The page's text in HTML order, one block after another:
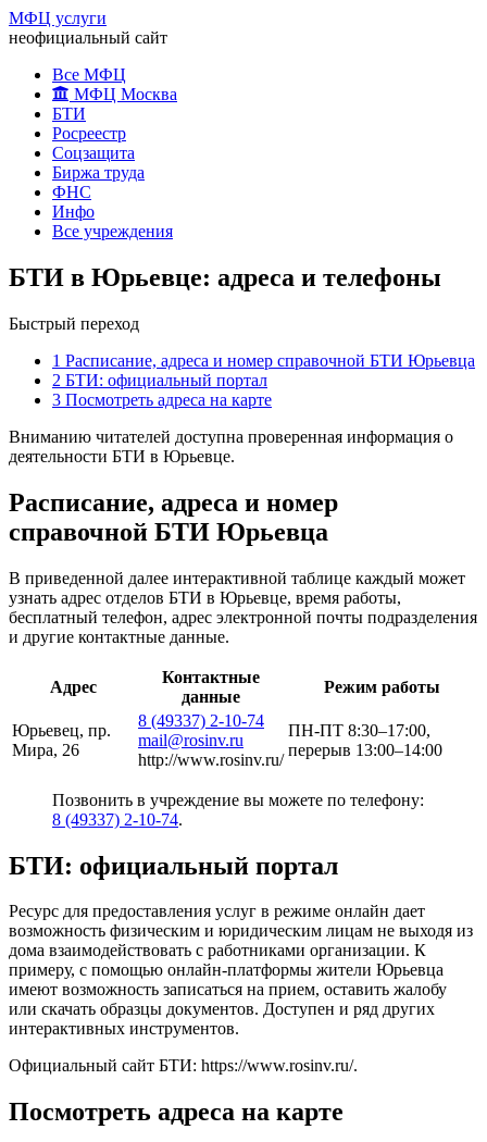
МФЦ услуги
неофициальный сайт
Все МФЦ
МФЦ Москва
БТИ
Росреестр
Соцзащита
Биржа труда
ФНС
Инфо
Все учреждения
БТИ в Юрьевце: адреса и телефоны
Быстрый переход
1 Расписание, адреса и номер справочной БТИ Юрьевца
2 БТИ: официальный портал
3 Посмотреть адреса на карте
Вниманию читателей доступна проверенная информация о
деятельности БТИ в Юрьевце.
Расписание, адреса и номер
справочной БТИ Юрьевца
В приведенной далее интерактивной таблице каждый может
узнать адрес отделов БТИ в Юрьевце, время работы,
бесплатный телефон, адрес электронной почты подразделения
и другие контактные данные.
Адрес
Контактные
данные
Режим работы
Юрьевец, пр.
Мира, 26
8 (49337) 2-10-74
mail@rosinv.ru
http://www.rosinv.ru/
ПН-ПТ 8:30–17:00,
перерыв 13:00–14:00
Позвонить в учреждение вы можете по телефону:
8 (49337) 2-10-74.
БТИ: официальный портал
Ресурс для предоставления услуг в режиме онлайн дает
возможность физическим и юридическим лицам не выходя из
дома взаимодействовать с работниками организации. К
примеру, с помощью онлайн-платформы жители Юрьевца
имеют возможность записаться на прием, оставить жалобу
или скачать образцы документов. Доступен и ряд других
интерактивных инструментов.
Официальный сайт БТИ: https://www.rosinv.ru/.
Посмотреть адреса на карте